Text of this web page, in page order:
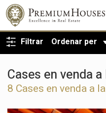
Filtrar Ordenar per
Cases en venda
8 Cases en venda a